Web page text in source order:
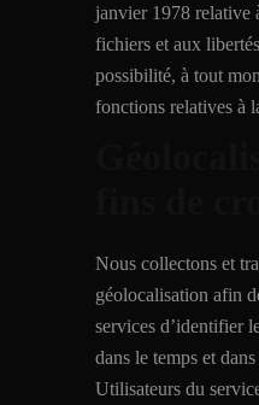
janvier 1978 relative
fichiers et aux
possibilité, à tout
fonctions relatives à
Nous collectons et
géolocalisation afin
services d’identifier
dans le temps et
Utilisateurs du